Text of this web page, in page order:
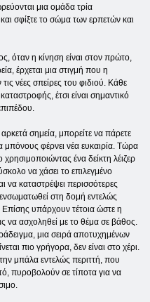
μια ομάδα τρία
σφίξτε το σώμα των ερπετών και
όταν η κίνηση είναι στον πρώτο,
έρχεται μια στιγμή που η
νέες σπείρες του φιδιού. Κάθε
έτσι είναι σημαντικό
σημεία, μπορείτε να πάρετε
μπόνους φέρνει νέα ευκαιρία. Τώρα
ένα δείκτη λέιζερ
να χάσει το επιλεγμένο
να καταστρέψει περισσότερες
στη δομή εντελώς
υπάρχουν τέτοια ώστε η
να ασχοληθεί με το θέμα σε βάθος.
μια σειρά αποτυχημένων
πιο γρήγορα, δεν είναι στο χέρι.
μπάλα εντελώς περιττή, που
πυροβολούν σε τίποτα για να